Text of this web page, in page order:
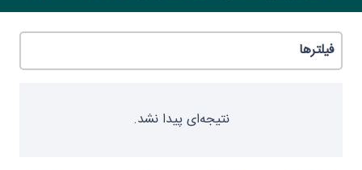
فیلترها
نتیجه‌ای پیدا نشد.